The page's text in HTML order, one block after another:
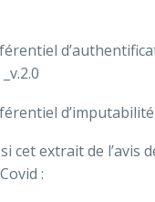
d’imputabilité
cet extrait de l’avis
: